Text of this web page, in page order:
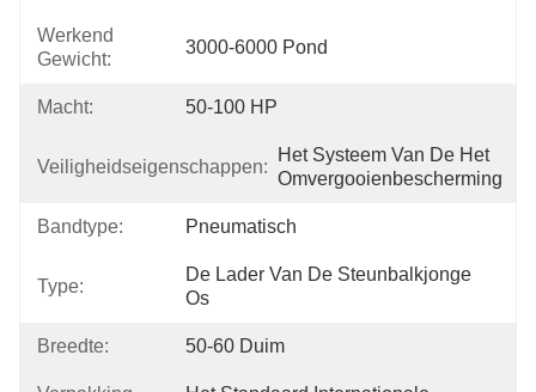
Werkend
Gewicht:
3000-6000 Pond
Macht: 50-100 HP
Veiligheidseigenschappen:
Het Systeem Van De Het
Omvergooienbescherming
Bandtype: Pneumatisch
Type:
De Lader Van De Steunbalkjonge
Os
Breedte: 50-60 Duim